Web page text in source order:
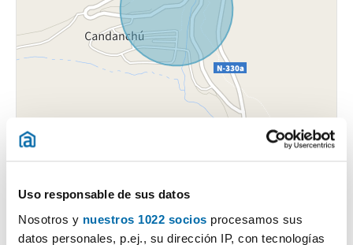
Uso responsable de sus datos
Nosotros y nuestros 1022 socios procesamos sus
datos personales, p.ej., su dirección IP, con tecnologías